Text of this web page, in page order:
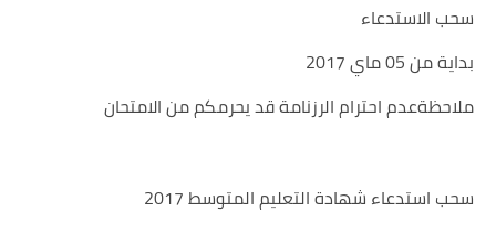
سحب الاستدعاء
بداية من 05 ماي 2017
ملاحظةعدم احترام الرزنامة قد يحرمكم من الامتحان
سحب استدعاء شهادة التعليم المتوسط 2017